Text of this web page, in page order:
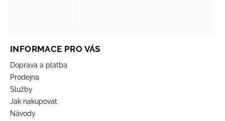
INFORMACE PRO VÁS
Doprava a platba
Prodejna
Služby
Jak nakupovat
Návody